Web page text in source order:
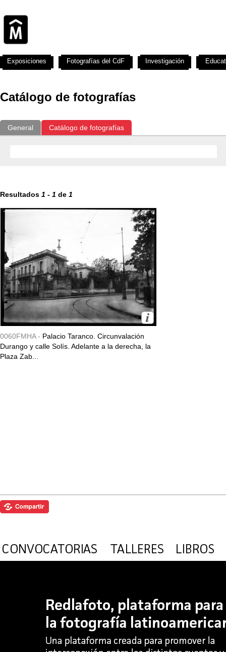
Catálogo de fotografías
General Catálogo de fotografías
Resultados 1 - 1 de 1
0060FMHA - Palacio Taranco. Circunvalación
Durango y calle Solís. Adelante a la derecha, la
Plaza Zab...
Exposiciones Fotografías del CdF Investigación